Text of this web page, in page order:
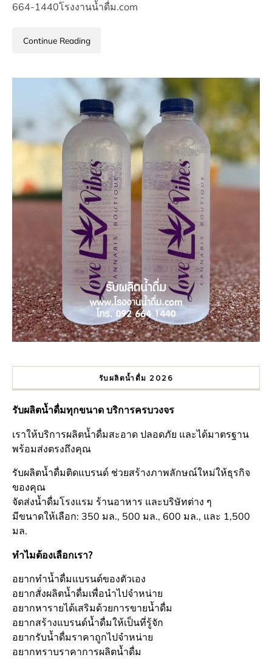
664-1440โรงงานน้ำดื่ม.com
Continue Reading
รับผลิตน้ำดื่ม 2026
รับผลิตน้ำดื่มทุกขนาด บริการครบวงจร
เราให้บริการผลิตน้ำดื่มสะอาด ปลอดภัย และได้มาตรฐาน
พร้อมส่งตรงถึงคุณ
รับผลิตน้ำดื่มติดแบรนด์ ช่วยสร้างภาพลักษณ์ใหม่ให้ธุรกิจ
ของคุณ
จัดส่งน้ำดื่มโรงแรม ร้านอาหาร และบริษัทต่าง ๆ
มีขนาดให้เลือก: 350 มล., 500 มล., 600 มล., และ 1,500
มล.
ทำไมต้องเลือกเรา?
อยากทำน้ำดื่มแบรนด์ของตัวเอง
อยากสั่งผลิตน้ำดื่มเพื่อนำไปจำหน่าย
อยากหารายได้เสริมด้วยการขายน้ำดื่ม
อยากสร้างแบรนด์น้ำดื่มให้เป็นที่รู้จัก
อยากรับน้ำดื่มราคาถูกไปจำหน่าย
อยากทราบราคาการผลิตน้ำดื่ม